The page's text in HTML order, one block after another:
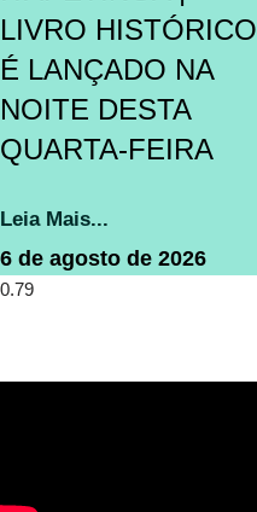
LIVRO HISTÓRICO
É LANÇADO NA
NOITE DESTA
QUARTA-FEIRA
Leia Mais...
6 de agosto de 2026